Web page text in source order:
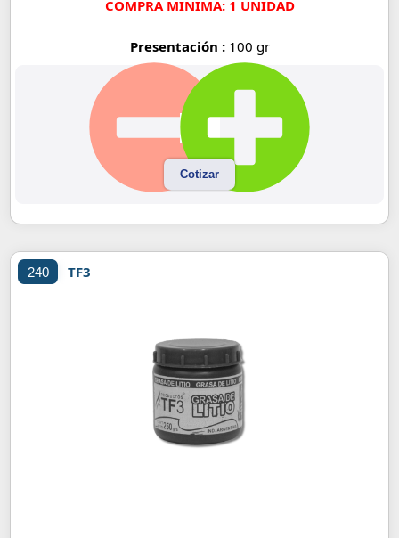
COMPRA MÍNIMA: 1 UNIDAD
Presentación : 100 gr
Cotizar
240 TF3